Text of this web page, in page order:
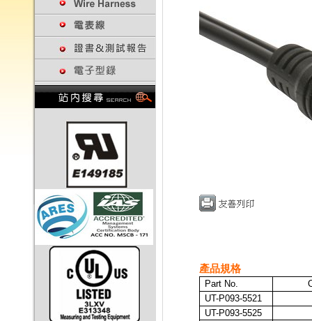
產品規格
Part No.
UT-P093-5521
UT-P093-5525